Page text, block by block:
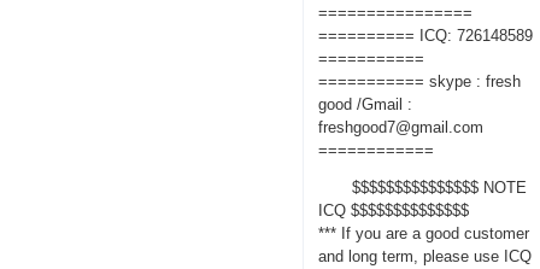
================
========== ICQ: 726148589
===========
=========== skype : fresh
good /Gmail :
freshgood7@gmail.com
============
$$$$$$$$$$$$$$$ NOTE
ICQ $$$$$$$$$$$$$$
*** If you are a good customer
and long term, please use ICQ